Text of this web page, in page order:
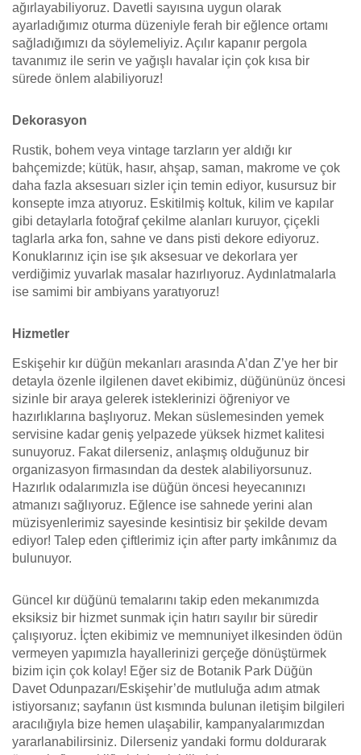
ağırlayabiliyoruz. Davetli sayısına uygun olarak
ayarladığımız oturma düzeniyle ferah bir eğlence ortamı
sağladığımızı da söylemeliyiz. Açılır kapanır pergola
tavanımız ile serin ve yağışlı havalar için çok kısa bir
sürede önlem alabiliyoruz!
Dekorasyon
Rustik, bohem veya vintage tarzların yer aldığı kır
bahçemizde; kütük, hasır, ahşap, saman, makrome ve çok
daha fazla aksesuarı sizler için temin ediyor, kusursuz bir
konsepte imza atıyoruz. Eskitilmiş koltuk, kilim ve kapılar
gibi detaylarla fotoğraf çekilme alanları kuruyor, çiçekli
taglarla arka fon, sahne ve dans pisti dekore ediyoruz.
Konuklarınız için ise şık aksesuar ve dekorlara yer
verdiğimiz yuvarlak masalar hazırlıyoruz. Aydınlatmalarla
ise samimi bir ambiyans yaratıyoruz!
Hizmetler
Eskişehir kır düğün mekanları arasında A’dan Z’ye her bir
detayla özenle ilgilenen davet ekibimiz, düğününüz öncesi
sizinle bir araya gelerek isteklerinizi öğreniyor ve
hazırlıklarına başlıyoruz. Mekan süslemesinden yemek
servisine kadar geniş yelpazede yüksek hizmet kalitesi
sunuyoruz. Fakat dilerseniz, anlaşmış olduğunuz bir
organizasyon firmasından da destek alabiliyorsunuz.
Hazırlık odalarımızla ise düğün öncesi heyecanınızı
atmanızı sağlıyoruz. Eğlence ise sahnede yerini alan
müzisyenlerimiz sayesinde kesintisiz bir şekilde devam
ediyor! Talep eden çiftlerimiz için after party imkânımız da
bulunuyor.
Güncel kır düğünü temalarını takip eden mekanımızda
eksiksiz bir hizmet sunmak için hatırı sayılır bir süredir
çalışıyoruz. İçten ekibimiz ve memnuniyet ilkesinden ödün
vermeyen yapımızla hayallerinizi gerçeğe dönüştürmek
bizim için çok kolay! Eğer siz de Botanik Park Düğün
Davet Odunpazarı/Eskişehir’de mutluluğa adım atmak
istiyorsanız; sayfanın üst kısmında bulunan iletişim bilgileri
aracılığıyla bize hemen ulaşabilir, kampanyalarımızdan
yararlanabilirsiniz. Dilerseniz yandaki formu doldurarak